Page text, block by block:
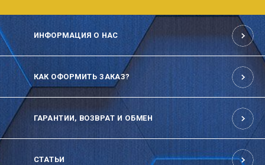
ИНФОРМАЦИЯ О НАС
КАК ОФОРМИТЬ ЗАКАЗ?
ГАРАНТИИ, ВОЗВРАТ И ОБМЕН
СТАТЬИ